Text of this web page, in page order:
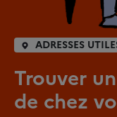
ADRESSES
Trouver
de chez